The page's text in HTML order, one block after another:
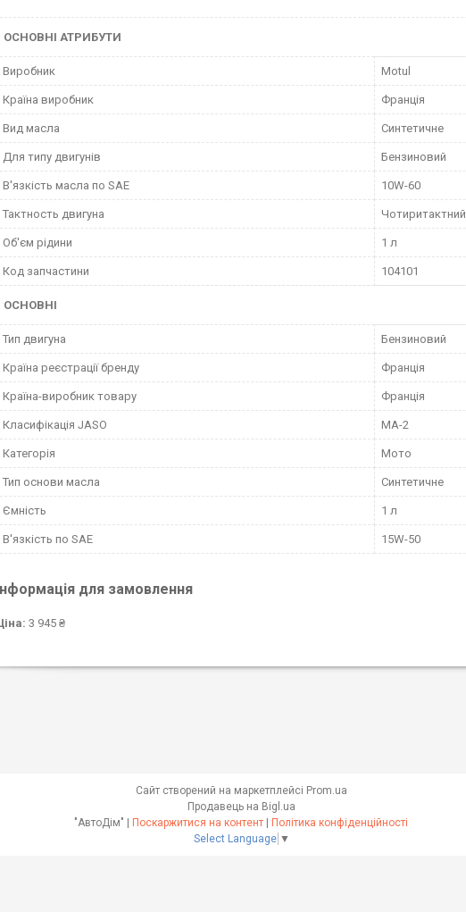
ОСНОВНІ АТРИБУТИ
Виробник Motul
Країна виробник Франція
Вид масла Синтетичне
Для типу двигунів Бензиновий
В'язкість масла по SAE 10W-60
Тактность двигуна Чотиритактний
Об'єм рідини 1 л
Код запчастини 104101
ОСНОВНІ
Тип двигуна Бензиновий
Країна реєстрації бренду Франція
Країна-виробник товару Франція
Класифікація JASO MA-2
Категорія Мото
Тип основи масла Синтетичне
Ємність 1 л
В'язкість по SAE 15W-50
для замовлення
3 945 ₴
Сайт створений на маркетплейсі Prom.ua
Продавець на Bigl.ua
"АвтоДім" | Поскаржитися на контент | Політика конфіденційності
Select Language ▼